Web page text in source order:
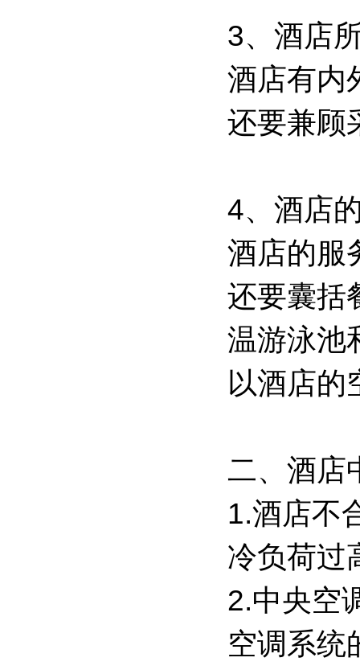
3、酒店
酒店有内
还要兼顾
4、酒店
酒店的服
还要囊括
温游泳池
以酒店的
二、酒店
1.酒店不
冷负荷过
2.中央空
空调系统